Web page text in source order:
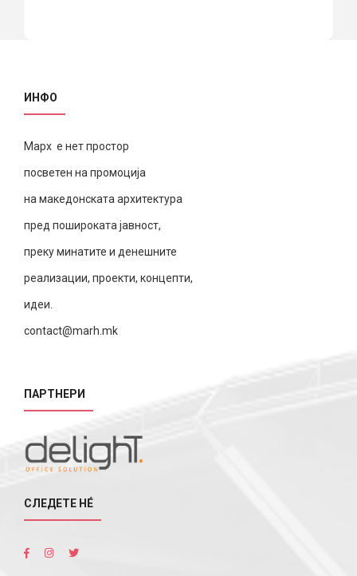
ИНФО
Марх е нет простор
посветен на промоција
на македонската архитектура
пред пошироката јавност,
преку минатите и денешните
реализации, проекти, концепти,
идеи.
contact@marh.mk
ПАРТНЕРИ
СЛЕДЕТЕ НÉ